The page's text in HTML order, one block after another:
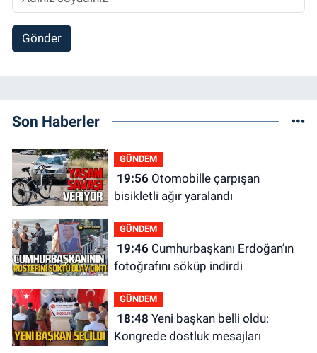
Gönder
Son Haberler
GÜNDEM
19:56Otomobille çarpışan
bisikletli ağır yaralandı
GÜNDEM
19:46Cumhurbaşkanı Erdoğan’ın
fotoğrafını söküp indirdi
GÜNDEM
18:48
Kongrede dostluk mesajları